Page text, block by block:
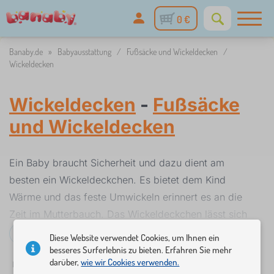
0 €
Banaby.de » Babyausstattung / Fußsäcke und Wickeldecken
/
Wickeldecken
Wickeldecken - Fußsäcke
und Wickeldecken
Ein Baby braucht Sicherheit und dazu dient am
besten ein Wickeldeckchen. Es bietet dem Kind
Wärme und das feste Umwickeln erinnert es an die
Zeit im Mutterbauch. Das Wickeldeckchen lässt sich
schnell und einfach mit dem Klettverschluss oder
dem Band zu zumachen und verbinden. Die meisten
Wickeldeckchen sind in beidseitiger Ausführung und
Mehr lesen...
Filter ✓auf Lager%Rabatte und Aktionen
Diese Website verwendet Cookies, um Ihnen ein
besseres Surferlebnis zu bieten. Erfahren Sie mehr
darüber,wie wir Cookies verwenden.